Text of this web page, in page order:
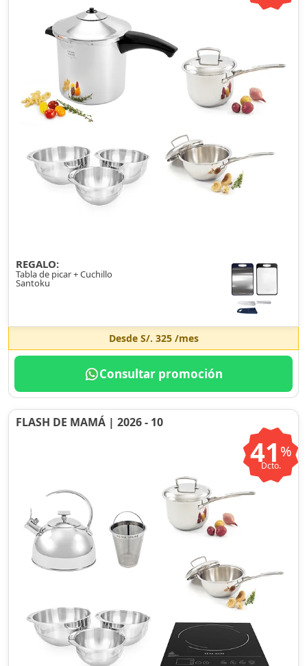
REGALO:
Tabla de picar + Cuchillo
Santoku
Desde S/. 325/mes
Consultar promoción
FLASH DE MAMÁ | 2026 - 10
41 %
Dcto.